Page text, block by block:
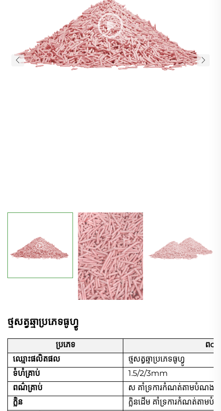
ថ្មសត្វឆ្មាប្រភេទធូហ្វូ
ប្រភេទ
ព
ឈ្មោះផលិតផល
ថ្មសត្វឆ្មាប្រភេទធូហ្វូ
ទំហំគ្រាប់
1.5/2/3mm
ពណ៌គ្រាប់
ស គាំទ្រការកំណត់តាមបំណង
ក្លិន
ក្លិនដើម គាំទ្រការកំណត់តាម